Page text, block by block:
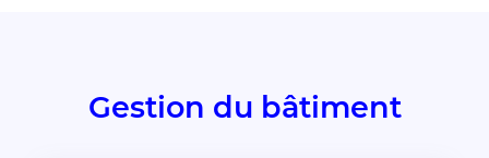
Gestion du bâtiment